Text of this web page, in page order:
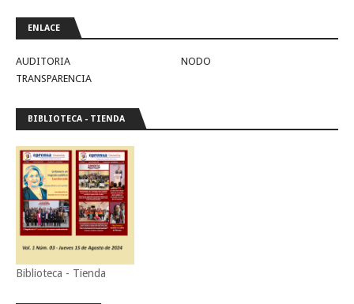
ENLACE
AUDITORIA
NODO
TRANSPARENCIA
BIBLIOTECA - TIENDA
Biblioteca - Tienda